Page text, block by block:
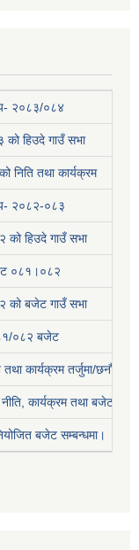
२०८३/०८४
हिउदे गाउँ सभा
तथा कार्यक्रम
२०८२-०८३
हिउदे गाउँ सभा
०८१।०८२
बजेट गाउँ सभा
०८२ बजेट
कार्यक्रम तर्जुमा/छनौट
कार्यक्रम तथा बजेट
बजेट सम्बन्धमा।